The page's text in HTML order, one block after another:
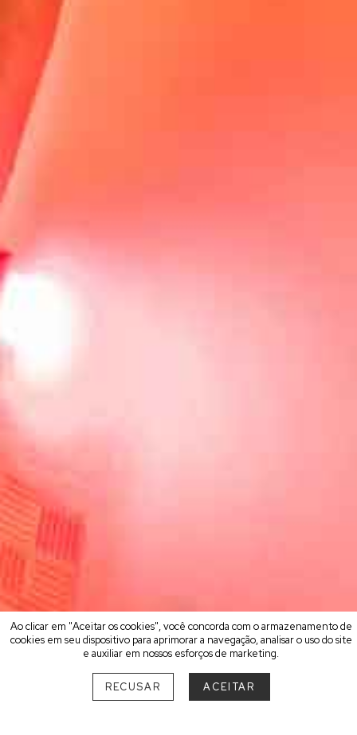
ESCOLHA O SEU MELHOR
Ao clicar em "Aceitar os cookies", você concorda com o armazenamento de
cookies em seu dispositivo para aprimorar a navegação, analisar o uso do site
e auxiliar em nossos esforços de marketing.
RECUSAR ACEITAR